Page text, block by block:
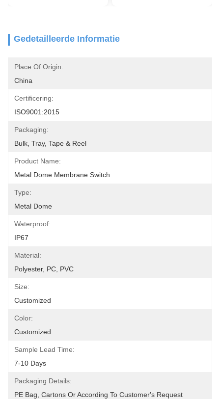
Gedetailleerde Informatie
Place Of Origin:
China
Certificering:
ISO9001:2015
Packaging:
Bulk, Tray, Tape & Reel
Product Name:
Metal Dome Membrane Switch
Type:
Metal Dome
Waterproof:
IP67
Material:
Polyester, PC, PVC
Size:
Customized
Color:
Customized
Sample Lead Time:
7-10 Days
Packaging Details:
PE Bag, Cartons Or According To Customer's Request